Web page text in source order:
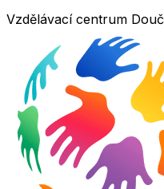
Vzdělávací centrum